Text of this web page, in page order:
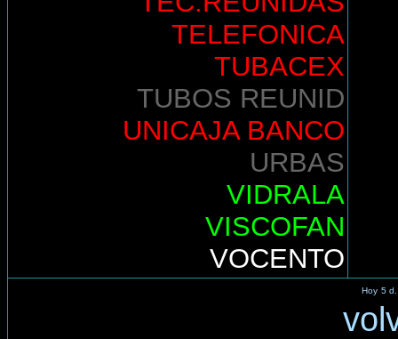
TELEFONICA
TUBACEX
TUBOS REUNID
UNICAJA BANCO
URBAS
VIDRALA
VISCOFAN
VOCENTO
Hoy 5 d.